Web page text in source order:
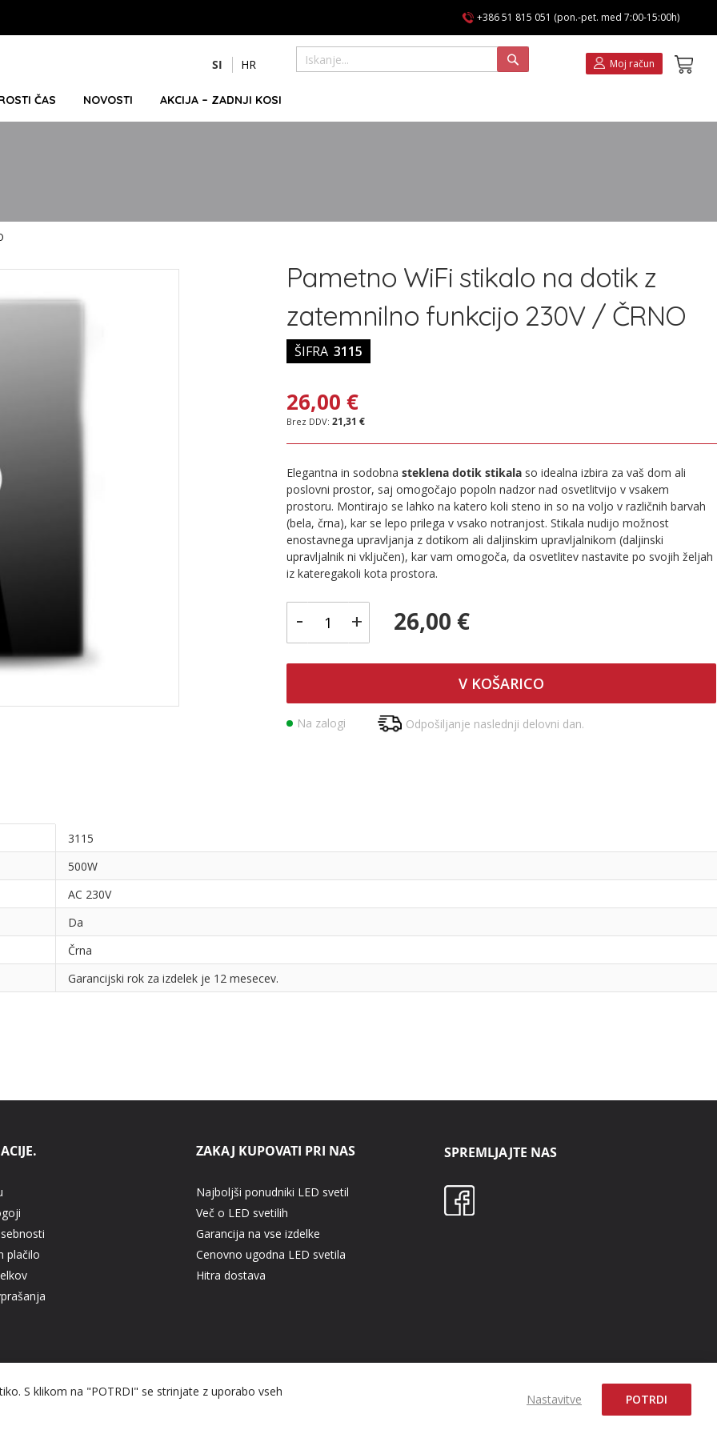
+386 51 815 051 (pon.-pet. med 7:00-15:00h)
na
SI HR Moj račun
ČAS NOVOSTI AKCIJA – ZADNJI KOSI
Pametno WiFi stikalo na dotik z
zatemnilno funkcijo 230V / ČRNO
ŠIFRA 3115
26,00 €
21,31 €
Elegantna in sodobnasteklena dotik stikala so idealna izbira za vaš dom ali
poslovni prostor, saj omogočajo popoln nadzor nad osvetlitvijo v vsakem
prostoru. Montirajo se lahko na katero koli steno in so na voljo v različnih barvah
(bela, črna), kar se lepo prilega v vsako notranjost. Stikala nudijo možnost
enostavnega upravljanja z dotikom ali daljinskim upravljalnikom (daljinski
upravljalnik ni vključen), kar vam omogoča, da osvetlitev nastavite po svojih željah
iz kateregakoli kota prostora.
- + 26,00 €
V KOŠARICO
Na zalogi Odpošiljanje naslednji delovni dan.
3115
500W
AC 230V
Da
Črna
Garancijski rok za izdelek je 12 mesecev.
plačilo
ZAKAJ KUPOVATI PRI NAS
Najboljši ponudniki LED svetil
Več o LED svetilih
Garancija na vse izdelke
Cenovno ugodna LED svetila
Hitra dostava
SPREMLJAJTE NAS
S klikom na "POTRDI" se strinjate z uporabo vseh
Nastavitve POTRDI